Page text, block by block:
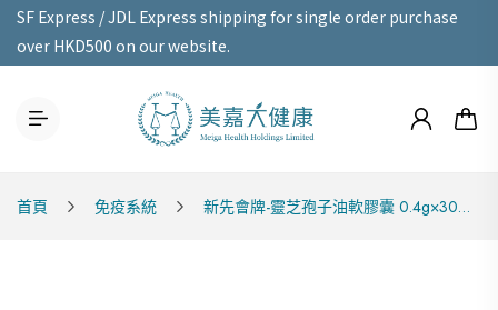
SF Express / JDL Express shipping for single order purchase
over HKD500 on our website.
首頁 免疫系統 新先會牌-靈芝孢子油軟膠囊 0.4g×30粒/盒 Exp: 2026/12/01